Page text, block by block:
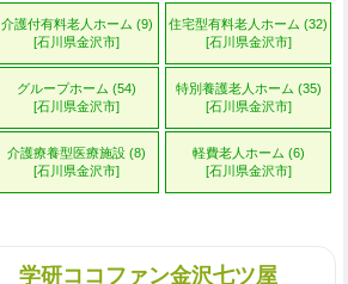
介護付有料老人ホーム (9)
[石川県金沢市]
住宅型有料老人ホーム (32)
[石川県金沢市]
グループホーム (54)
[石川県金沢市]
特別養護老人ホーム (35)
[石川県金沢市]
介護療養型医療施設 (8)
[石川県金沢市]
軽費老人ホーム (6)
[石川県金沢市]
学研ココファン金沢七ツ屋